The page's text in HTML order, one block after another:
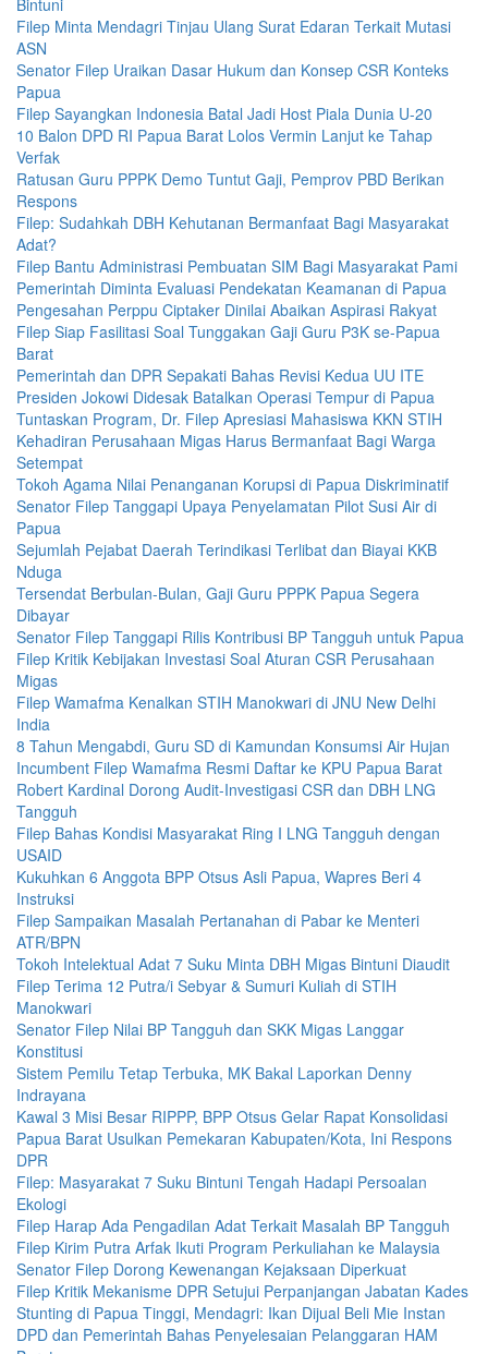
Filep Minta Mendagri Tinjau Ulang Surat Edaran Terkait Mutasi
ASN
Senator Filep Uraikan Dasar Hukum dan Konsep CSR Konteks
Papua
Filep Sayangkan Indonesia Batal Jadi Host Piala Dunia U-20
10 Balon DPD RI Papua Barat Lolos Vermin Lanjut ke Tahap
Verfak
Ratusan Guru PPPK Demo Tuntut Gaji, Pemprov PBD Berikan
Respons
Filep: Sudahkah DBH Kehutanan Bermanfaat Bagi Masyarakat
Adat?
Filep Bantu Administrasi Pembuatan SIM Bagi Masyarakat Pami
Pemerintah Diminta Evaluasi Pendekatan Keamanan di Papua
Pengesahan Perppu Ciptaker Dinilai Abaikan Aspirasi Rakyat
Filep Siap Fasilitasi Soal Tunggakan Gaji Guru P3K se-Papua
Barat
Pemerintah dan DPR Sepakati Bahas Revisi Kedua UU ITE
Presiden Jokowi Didesak Batalkan Operasi Tempur di Papua
Tuntaskan Program, Dr. Filep Apresiasi Mahasiswa KKN STIH
Kehadiran Perusahaan Migas Harus Bermanfaat Bagi Warga
Setempat
Tokoh Agama Nilai Penanganan Korupsi di Papua Diskriminatif
Senator Filep Tanggapi Upaya Penyelamatan Pilot Susi Air di
Papua
Sejumlah Pejabat Daerah Terindikasi Terlibat dan Biayai KKB
Nduga
Tersendat Berbulan-Bulan, Gaji Guru PPPK Papua Segera
Dibayar
Senator Filep Tanggapi Rilis Kontribusi BP Tangguh untuk Papua
Filep Kritik Kebijakan Investasi Soal Aturan CSR Perusahaan
Migas
Filep Wamafma Kenalkan STIH Manokwari di JNU New Delhi
India
8 Tahun Mengabdi, Guru SD di Kamundan Konsumsi Air Hujan
Incumbent Filep Wamafma Resmi Daftar ke KPU Papua Barat
Robert Kardinal Dorong Audit-Investigasi CSR dan DBH LNG
Tangguh
Filep Bahas Kondisi Masyarakat Ring I LNG Tangguh dengan
USAID
Kukuhkan 6 Anggota BPP Otsus Asli Papua, Wapres Beri 4
Instruksi
Filep Sampaikan Masalah Pertanahan di Pabar ke Menteri
ATR/BPN
Tokoh Intelektual Adat 7 Suku Minta DBH Migas Bintuni Diaudit
Filep Terima 12 Putra/i Sebyar & Sumuri Kuliah di STIH
Manokwari
Senator Filep Nilai BP Tangguh dan SKK Migas Langgar
Konstitusi
Sistem Pemilu Tetap Terbuka, MK Bakal Laporkan Denny
Indrayana
Kawal 3 Misi Besar RIPPP, BPP Otsus Gelar Rapat Konsolidasi
Papua Barat Usulkan Pemekaran Kabupaten/Kota, Ini Respons
DPR
Filep: Masyarakat 7 Suku Bintuni Tengah Hadapi Persoalan
Ekologi
Filep Harap Ada Pengadilan Adat Terkait Masalah BP Tangguh
Filep Kirim Putra Arfak Ikuti Program Perkuliahan ke Malaysia
Senator Filep Dorong Kewenangan Kejaksaan Diperkuat
Filep Kritik Mekanisme DPR Setujui Perpanjangan Jabatan Kades
Stunting di Papua Tinggi, Mendagri: Ikan Dijual Beli Mie Instan
DPD dan Pemerintah Bahas Penyelesaian Pelanggaran HAM